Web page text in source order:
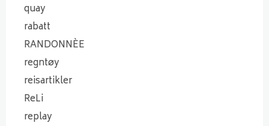
quay
rabatt
RANDONNÈE
regntøy
reisartikler
ReLi
replay